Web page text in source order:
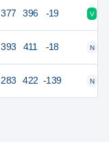
377 396 -19 V
393 411 -18 N
283 422 -139 N